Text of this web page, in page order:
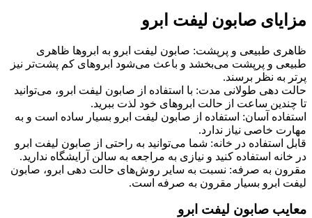
مزایای صابون لیفت ابرو
ظاهری طبیعی و پرپشت: صابون لیفت ابرو به ابروها ظاهری
طبیعی و پرپشت می‌بخشد و باعث می‌شود ابروهای کم پشت‌تر نیز
پرتر به نظر برسند.
حالت دهی طولانی مدت: با استفاده از صابون لیفت ابرو، می‌توانید
تا چندین ساعت از حالت ابروهای خود لذت ببرید.
استفاده آسان: استفاده از صابون لیفت ابرو بسیار ساده است و به
مهارت خاصی نیاز ندارد.
قابل استفاده در خانه: شما می‌توانید به راحتی از صابون لیفت ابرو
در خانه استفاده کنید و نیازی به مراجعه به سالن آرایشگاه ندارید.
مقرون به صرفه: نسبت به سایر روش‌های حالت دهی ابرو، صابون
لیفت ابرو بسیار مقرون به صرفه است.
معایب صابون لیفت ابرو